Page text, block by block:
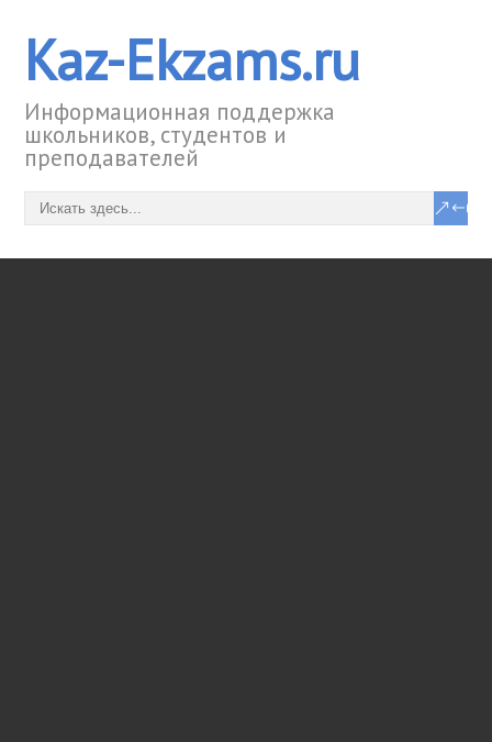
Kaz-Ekzams.ru
Информационная поддержка
школьников, студентов и
преподавателей